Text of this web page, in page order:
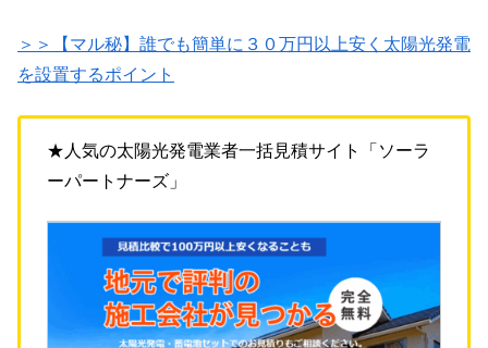
＞＞【マル秘】誰でも簡単に３０万円以上安く太陽光発電
を設置するポイント
★人気の太陽光発電業者一括見積サイト「ソーラ
ーパートナーズ」